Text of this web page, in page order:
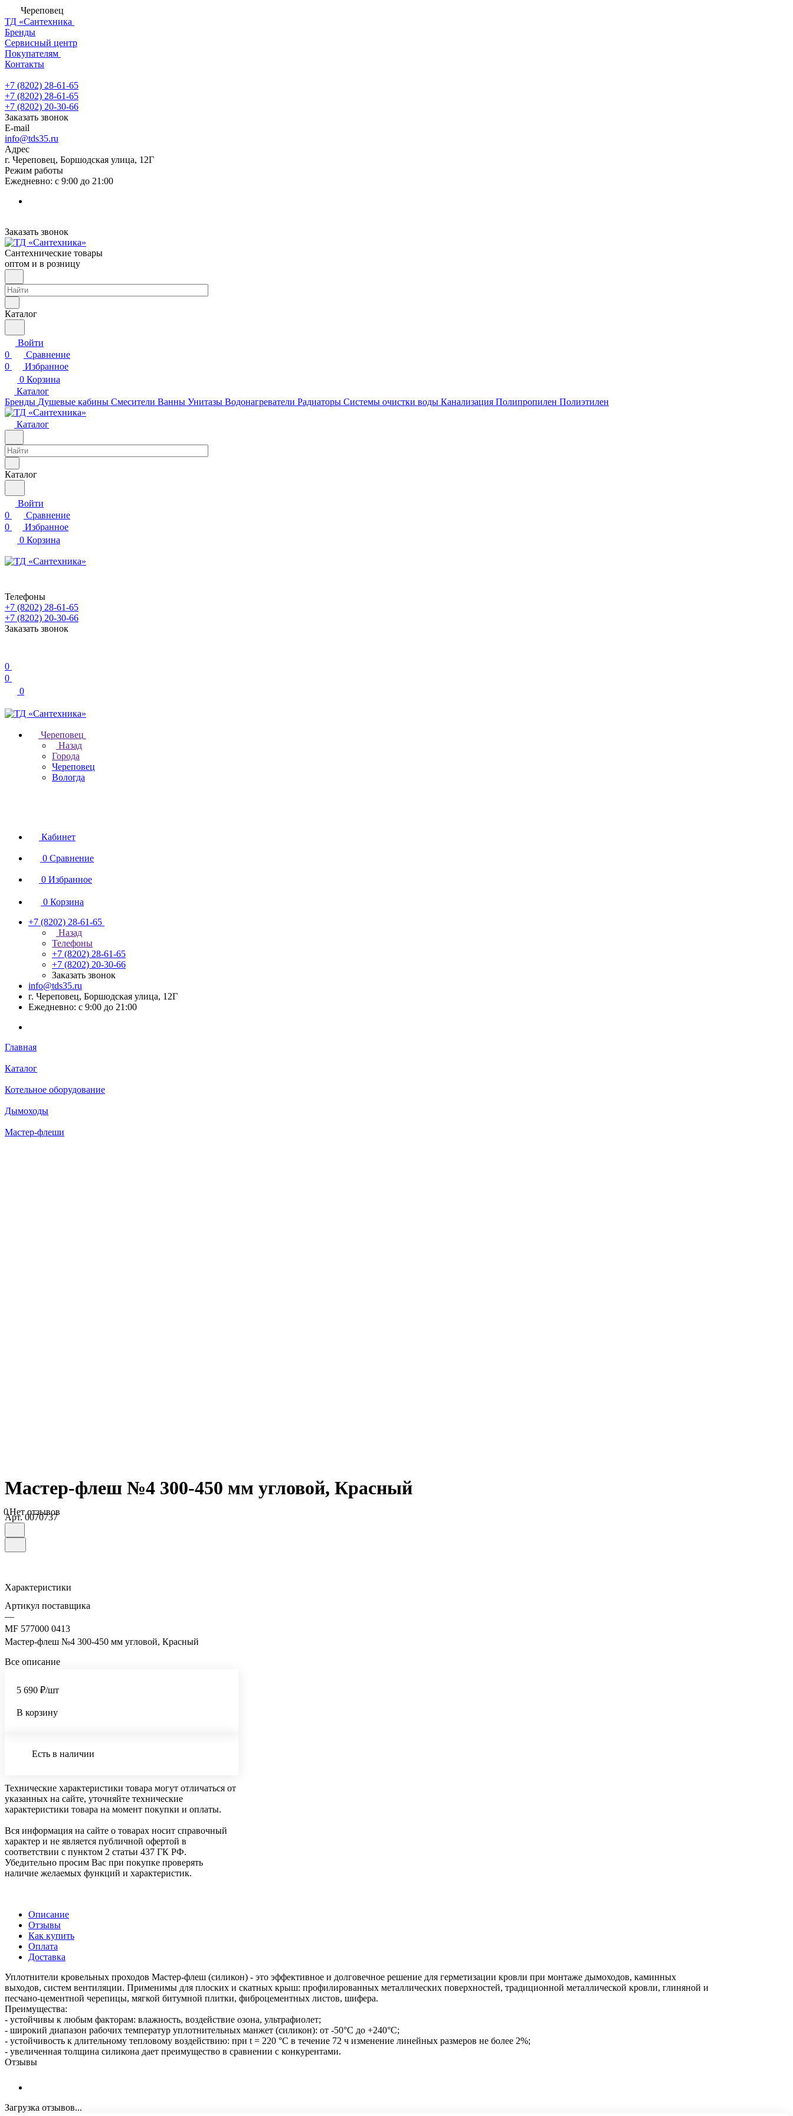
Череповец
ТД «Сантехника
Бренды
Сервисный центр
Покупателям
Контакты
+7 (8202) 28‑61-65
+7 (8202) 28‑61-65
+7 (8202) 20‑30-66
Заказать звонок
E-mail
info@tds35.ru
Адрес
г. Череповец, Боршодская улица, 12Г
Режим работы
Ежедневно: с 9:00 до 21:00
Заказать звонок
Сантехнические товары
оптом и в розницу
Каталог
Войти
0
Сравнение
0
Избранное
0 Корзина
Каталог
Бренды Душевые кабины Смесители Ванны Унитазы Водонагреватели Радиаторы Системы очистки воды Канализация Полипропилен Полиэтилен
Каталог
Каталог
Войти
0
Сравнение
0
Избранное
0 Корзина
Телефоны
+7 (8202) 28‑61-65
+7 (8202) 20‑30-66
Заказать звонок
0
0
0
Череповец
Назад
Города
Череповец
Вологда
Кабинет
0 Сравнение
0 Избранное
0 Корзина
+7 (8202) 28‑61-65
Назад
Телефоны
+7 (8202) 28‑61-65
+7 (8202) 20‑30-66
Заказать звонок
info@tds35.ru
г. Череповец, Боршодская улица, 12Г
Ежедневно: с 9:00 до 21:00
Главная
Каталог
Котельное оборудование
Дымоходы
Мастер-флеши
Мастер-флеш №4 300-450 мм угловой, Красный
0Нет отзывов
Арт.0070737
Характеристики
Артикул поставщика
—
MF 577000 0413
Мастер-флеш №4 300-450 мм угловой, Красный
Все описание
5 690 ₽/шт
В корзину
Есть в наличии
Технические характеристики товара могут отличаться от
указанных на сайте, уточняйте технические
характеристики товара на момент покупки и оплаты.
Вся информация на сайте о товарах носит справочный
характер и не является публичной офертой в
соответствии с пунктом 2 статьи 437 ГК РФ.
Убедительно просим Вас при покупке проверять
наличие желаемых функций и характеристик.
Описание
Отзывы
Как купить
Оплата
Доставка
Уплотнители кровельных проходов Мастер-флеш (силикон) - это эффективное и долговечное решение для герметизации кровли при монтаже дымоходов, каминных
выходов, систем вентиляции. Применимы для плоских и скатных крыш: профилированных металлических поверхностей, традиционной металлической кровли, глиняной и
песчано-цементной черепицы, мягкой битумной плитки, фиброцементных листов, шифера.
Преимущества:
- устойчивы к любым факторам: влажность, воздействие озона, ультрафиолет;
- широкий диапазон рабочих температур уплотнительных манжет (силикон): от -50°С до +240°С;
- устойчивость к длительному тепловому воздействию: при t = 220 °С в течение 72 ч изменение линейных размеров не более 2%;
- увеличенная толщина силикона дает преимущество в сравнении с конкурентами.
Отзывы
Загрузка отзывов...